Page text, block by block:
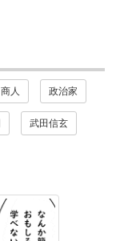
商人 政治家
武田信玄